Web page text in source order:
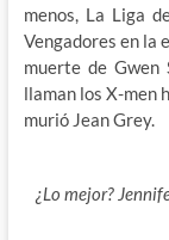
menos, La Liga
Vengadores en la
muerte de
llaman los X-men
murió Jean Grey.
¿Lo mejor?